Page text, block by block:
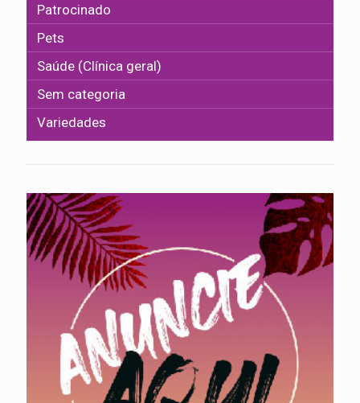
Patrocinado
Pets
Saúde (Clínica geral)
Sem categoria
Variedades